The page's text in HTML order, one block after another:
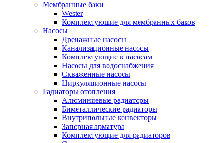
Мембранные баки
Wester
Комплектуюшие для мембранных баков
Насосы
Дренажные насосы
Канализационные насосы
Комплектующие к насосам
Насосы для водоснабжения
Скваженные насосы
Циркуляционные насосы
Радиаторы отопления
Алюминиевые радиаторы
Биметаллические радиаторы
Внутрипольные конвекторы
Запорная арматура
Комплектующие для радиаторов